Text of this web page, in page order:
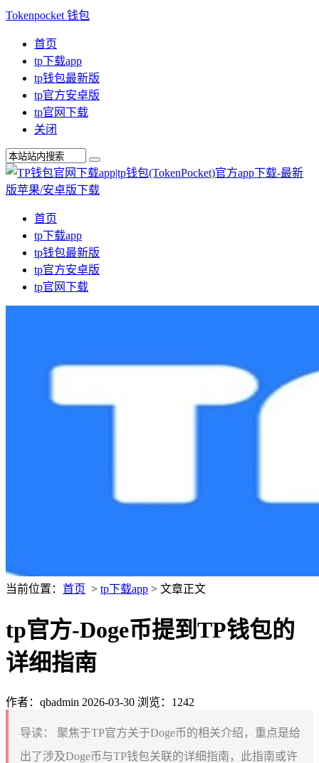
Tokenpocket 钱包
首页
tp下载app
tp钱包最新版
tp官方安卓版
tp官网下载
关闭
首页
tp下载app
tp钱包最新版
tp官方安卓版
tp官网下载
当前位置： 首页 > tp下载app > 文章正文
tp官方-Doge币提到TP钱包的
详细指南
作者：qbadmin 2026-03-30 浏览：1242
导读：
聚焦于TP官方关于Doge币的相关介绍，重点是给
出了涉及Doge币与TP钱包关联的详细指南，此指南或许